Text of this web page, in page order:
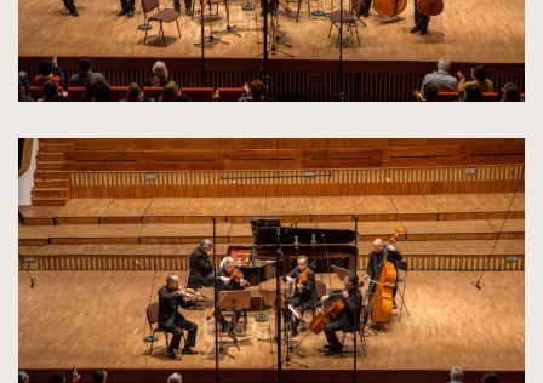
spowoduje
powiększenie
zdjęcia
do
rozmiarów
oryginalnych